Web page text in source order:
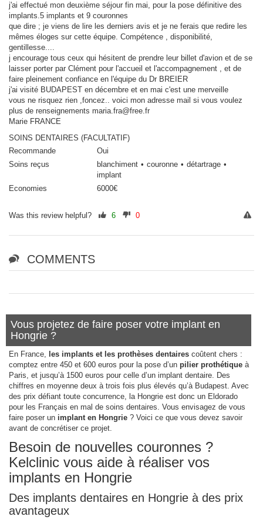
j'ai effectué mon deuxième séjour fin mai, pour la pose définitive des
implants.5 implants et 9 couronnes
que dire ; je viens de lire les derniers avis et je ne ferais que redire les
mêmes éloges sur cette équipe. Compétence , disponibilité,
gentillesse....
j encourage tous ceux qui hésitent de prendre leur billet d'avion et de se
laisser porter par Clément pour l'accueil et l'accompagnement , et de
faire pleinement confiance en l'équipe du Dr BREIER
j'ai visité BUDAPEST en décembre et en mai c'est une merveille
vous ne risquez rien ,foncez.. voici mon adresse mail si vous voulez
plus de renseignements maria.fra@free.fr
Marie FRANCE
SOINS DENTAIRES (FACULTATIF)
Recommande
Oui
Soins reçus
blanchiment couronne
détartrage
implant
Economies
6000€
Was this review helpful? 6 0
COMMENTS
Vous projetez de faire poser votre implant en
Hongrie ?
En France, les implants et les prothèses dentaires coûtent chers :
comptez entre 450 et 600 euros pour la pose d’un pilier prothétique à
Paris, et jusqu’à 1500 euros pour celle d’un implant dentaire. Des
chiffres en moyenne deux à trois fois plus élevés qu’à Budapest. Avec
des prix défiant toute concurrence, la Hongrie est donc un Eldorado
pour les Français en mal de soins dentaires. Vous envisagez de vous
faire poser un implant en Hongrie ? Voici ce que vous devez savoir
avant de concrétiser ce projet.
Besoin de nouvelles couronnes ?
Kelclinic vous aide à réaliser vos
implants en Hongrie
Des implants dentaires en Hongrie à des prix
avantageux